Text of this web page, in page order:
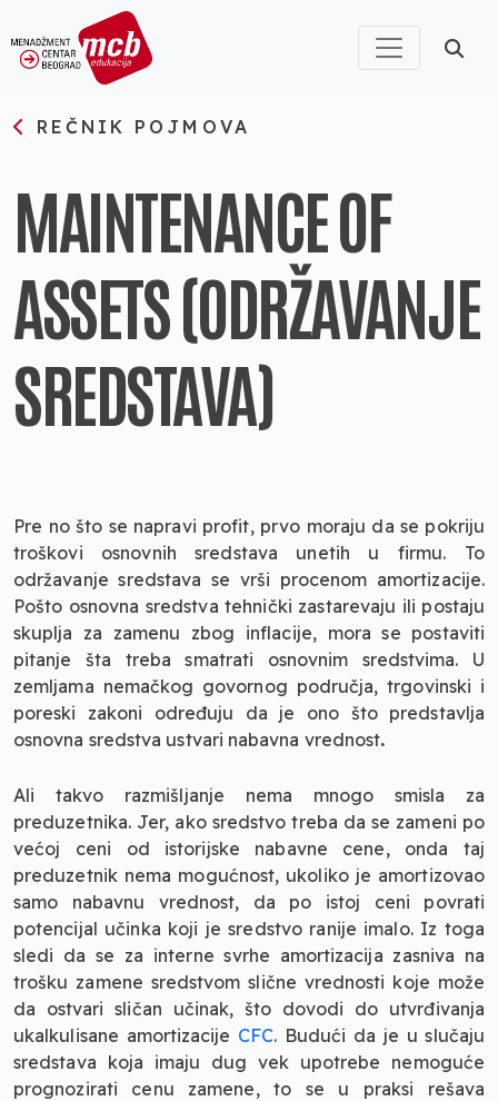
REČNIK POJMOVA
MAINTENANCE OF
ASSETS (ODRŽAVANJE
SREDSTAVA)
Pre no što se napravi profit, prvo moraju da se pokriju
troškovi osnovnih sredstava unetih u firmu. To
održavanje sredstava se vrši procenom amortizacije.
Pošto osnovna sredstva tehnički zastarevaju ili postaju
skuplja za zamenu zbog inflacije, mora se postaviti
pitanje šta treba smatrati osnovnim sredstvima. U
zemljama nemačkog govornog područja, trgovinski i
poreski zakoni određuju da je ono što predstavlja
osnovna sredstva ustvari nabavna vrednost.
Ali takvo razmišljanje nema mnogo smisla za
preduzetnika. Jer, ako sredstvo treba da se zameni po
većoj ceni od istorijske nabavne cene, onda taj
preduzetnik nema mogućnost, ukoliko je amortizovao
samo nabavnu vrednost, da po istoj ceni povrati
potencijal učinka koji je sredstvo ranije imalo. Iz toga
sledi da se za interne svrhe amortizacija zasniva na
trošku zamene sredstvom slične vrednosti koje može
da ostvari sličan učinak, što dovodi do utvrđivanja
ukalkulisane amortizacije CFC. Budući da je u slučaju
sredstava koja imaju dug vek upotrebe nemoguće
prognozirati cenu zamene, to se u praksi rešava